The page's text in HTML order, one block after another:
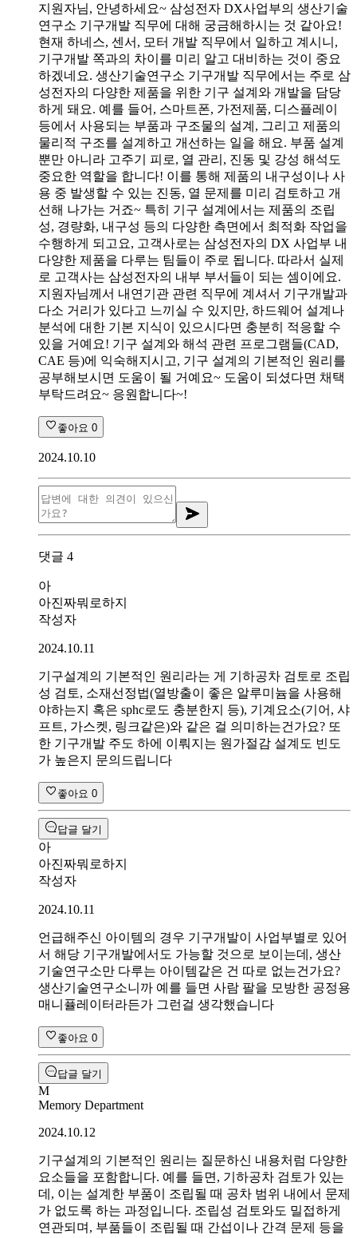
지원자님, 안녕하세요~ 삼성전자 DX사업부의 생산기술
연구소 기구개발 직무에 대해 궁금해하시는 것 같아요!
현재 하네스, 센서, 모터 개발 직무에서 일하고 계시니,
기구개발 쪽과의 차이를 미리 알고 대비하는 것이 중요
하겠네요. 생산기술연구소 기구개발 직무에서는 주로 삼
성전자의 다양한 제품을 위한 기구 설계와 개발을 담당
하게 돼요. 예를 들어, 스마트폰, 가전제품, 디스플레이
등에서 사용되는 부품과 구조물의 설계, 그리고 제품의
물리적 구조를 설계하고 개선하는 일을 해요. 부품 설계
뿐만 아니라 고주기 피로, 열 관리, 진동 및 강성 해석도
중요한 역할을 합니다! 이를 통해 제품의 내구성이나 사
용 중 발생할 수 있는 진동, 열 문제를 미리 검토하고 개
선해 나가는 거죠~ 특히 기구 설계에서는 제품의 조립
성, 경량화, 내구성 등의 다양한 측면에서 최적화 작업을
수행하게 되고요, 고객사로는 삼성전자의 DX 사업부 내
다양한 제품을 다루는 팀들이 주로 됩니다. 따라서 실제
로 고객사는 삼성전자의 내부 부서들이 되는 셈이에요.
지원자님께서 내연기관 관련 직무에 계셔서 기구개발과
다소 거리가 있다고 느끼실 수 있지만, 하드웨어 설계나
분석에 대한 기본 지식이 있으시다면 충분히 적응할 수
있을 거예요! 기구 설계와 해석 관련 프로그램들(CAD,
CAE 등)에 익숙해지시고, 기구 설계의 기본적인 원리를
공부해보시면 도움이 될 거예요~ 도움이 되셨다면 채택
부탁드려요~ 응원합니다~!
좋아요 0
2024.10.10
댓글 4
아
아진짜뭐로하지
작성자
2024.10.11
기구설계의 기본적인 원리라는 게 기하공차 검토로 조립
성 검토, 소재선정법(열방출이 좋은 알루미늄을 사용해
야하는지 혹은 sphc로도 충분한지 등), 기계요소(기어, 샤
프트, 가스켓, 링크같은)와 같은 걸 의미하는건가요? 또
한 기구개발 주도 하에 이뤄지는 원가절감 설계도 빈도
가 높은지 문의드립니다
좋아요 0
답글 달기
아
아진짜뭐로하지
작성자
2024.10.11
언급해주신 아이템의 경우 기구개발이 사업부별로 있어
서 해당 기구개발에서도 가능할 것으로 보이는데, 생산
기술연구소만 다루는 아이템같은 건 따로 없는건가요?
생산기술연구소니까 예를 들면 사람 팔을 모방한 공정용
매니퓰레이터라든가 그런걸 생각했습니다
좋아요 0
답글 달기
M
Memory Department
2024.10.12
기구설계의 기본적인 원리는 질문하신 내용처럼 다양한
요소들을 포함합니다. 예를 들면, 기하공차 검토가 있는
데, 이는 설계한 부품이 조립될 때 공차 범위 내에서 문제
가 없도록 하는 과정입니다. 조립성 검토와도 밀접하게
연관되며, 부품들이 조립될 때 간섭이나 간격 문제 등을